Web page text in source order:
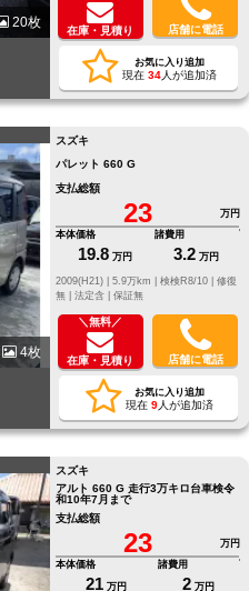
20枚
在庫・見積り 店舗に電話
お気に入り追加
現在 34人が追加済
4枚
スズキ
パレット 660 G
支払総額
23
万円
本体価格
19.8 万円
諸費用
3.2 万円
修復
無 | 法定含 | 保証無
＼無料／
在庫・見積り 店舗に電話
お気に入り追加
現在 9人が追加済
スズキ
アルト 660 G 走行3万キロ台車検令
和10年7月まで
支払総額
23
万円
本体価格
21 万円
諸費用
2 万円